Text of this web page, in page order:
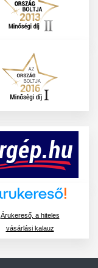
Árukereső, a hiteles
vásárlási kalauz